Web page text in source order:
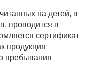
на детей, в
проводится в
сертификат
продукция
пребывания